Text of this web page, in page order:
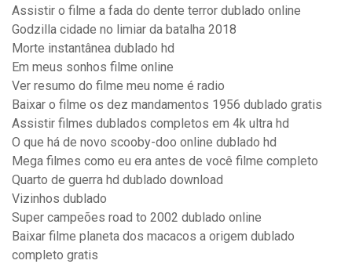
Assistir o filme a fada do dente terror dublado online
Godzilla cidade no limiar da batalha 2018
Morte instantânea dublado hd
Em meus sonhos filme online
Ver resumo do filme meu nome é radio
Baixar o filme os dez mandamentos 1956 dublado gratis
Assistir filmes dublados completos em 4k ultra hd
O que há de novo scooby-doo online dublado hd
Mega filmes como eu era antes de você filme completo
Quarto de guerra hd dublado download
Vizinhos dublado
Super campeões road to 2002 dublado online
Baixar filme planeta dos macacos a origem dublado
completo gratis